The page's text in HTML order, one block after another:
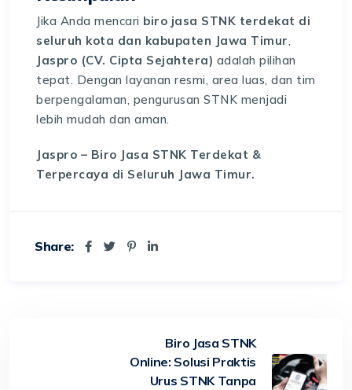
Jika Anda mencari biro jasa STNK terdekat di
seluruh kota dan kabupaten Jawa Timur,
Jaspro (CV. Cipta Sejahtera) adalah pilihan
tepat. Dengan layanan resmi, area luas, dan tim
berpengalaman, pengurusan STNK menjadi
lebih mudah dan aman.
Jaspro – Biro Jasa STNK Terdekat &
Terpercaya di Seluruh Jawa Timur.
Share:
Biro Jasa STNK
Online: Solusi Praktis
Urus STNK Tanpa